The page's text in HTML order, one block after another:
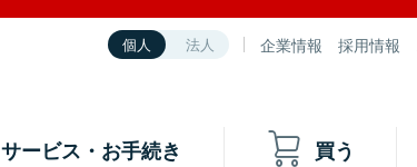
個人 法人 企業情報 採用情報
サービス・お手続き 買う